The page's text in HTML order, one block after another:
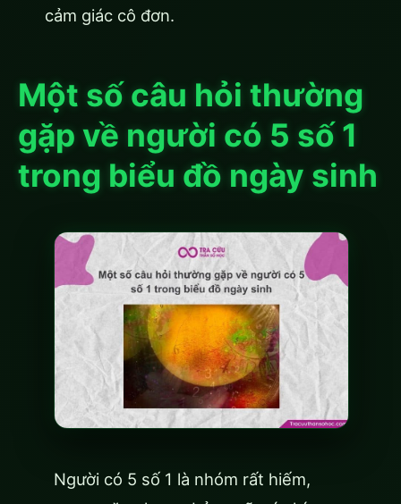
cảm giác cô đơn.
Một số câu hỏi thường
gặp về người có 5 số 1
trong biểu đồ ngày sinh
Người có 5 số 1 là nhóm rất hiếm,